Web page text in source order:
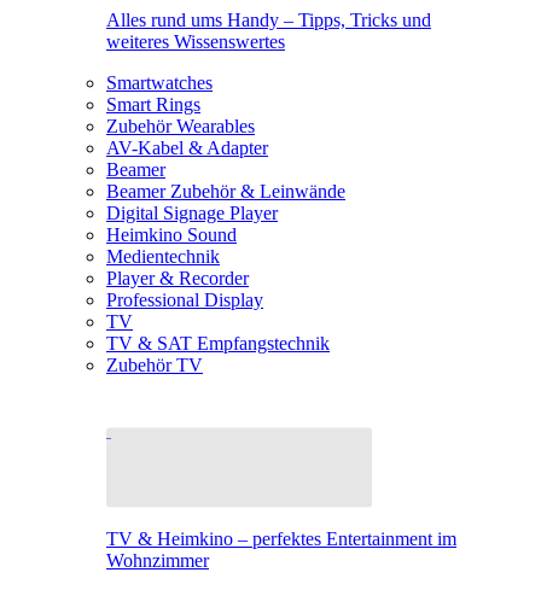
Alles rund ums Handy – Tipps, Tricks und
weiteres Wissenswertes
Smartwatches
Smart Rings
Zubehör Wearables
AV-Kabel & Adapter
Beamer
Beamer Zubehör & Leinwände
Digital Signage Player
Heimkino Sound
Medientechnik
Player & Recorder
Professional Display
TV
TV & SAT Empfangstechnik
Zubehör TV
TV & Heimkino – perfektes Entertainment im
Wohnzimmer